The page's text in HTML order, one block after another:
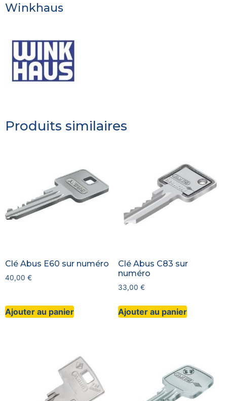
Winkhaus
Produits similaires
Clé Abus E60 sur numéro
40,00 €
Ajouter au panier
Clé Abus C83 sur
numéro
33,00 €
Ajouter au panier